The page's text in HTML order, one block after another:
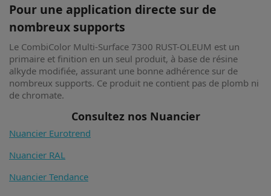
Pour une application directe sur de
nombreux supports
Le CombiColor Multi-Surface 7300 RUST-OLEUM est un
primaire et finition en un seul produit, à base de résine
alkyde modifiée, assurant une bonne adhérence sur de
nombreux supports. Ce produit ne contient pas de plomb ni
de chromate.
Consultez nos Nuancier
Nuancier Eurotrend
Nuancier RAL
Nuancier Tendance